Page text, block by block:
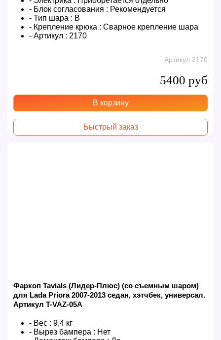
- Блок согласования : Рекомендуется
- Тип шара : B
- Крепление крюка : Сварное крепление шара
- Артикул : 2170
Артикул 2170
5400 руб
В корзину
Быстрый заказ
Фаркоп Tavials (Лидер-Плюс) (со съемным шаром)
для Lada Priora 2007-2013 седан, хэтчбек, универсал.
Артикул T-VAZ-05A
- Вес : 9,4 кг
- Вырез бампера : Нет